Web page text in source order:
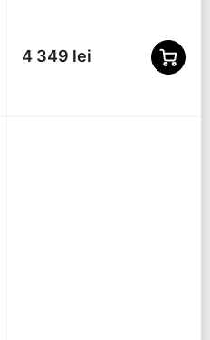
4 349 lei